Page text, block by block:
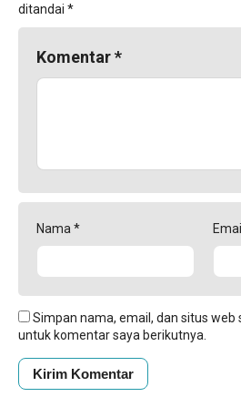
ditandai *
Komentar*
Nama * Email
Simpan nama, email, dan situs web
untuk komentar saya berikutnya.